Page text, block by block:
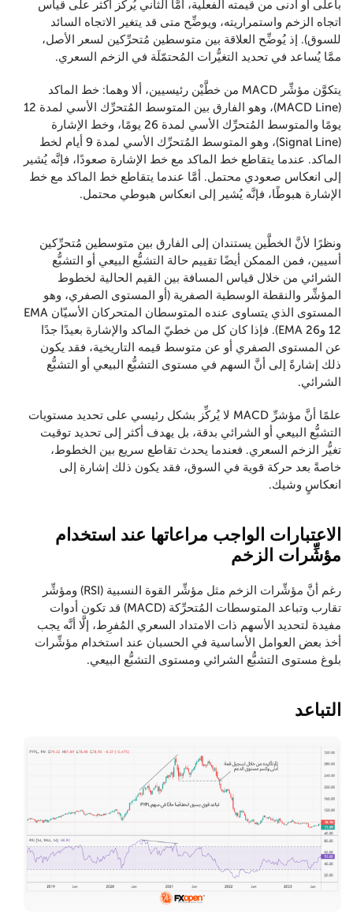
بأعلى أو أدنى من قيمته الفعلية، أمَّا الثاني يُركّز أكثر على قياس
اتجاه الزخم واستمراريته، ويوضِّح متى قد يتغير الاتجاه السائد
للسوق). إذ يُوضِّح العلاقة بين متوسطين مُتحرِّكين لسعر الأصل،
ممَّا يُساعد في تحديد التغيُّرات المُحتمّلَة في الزخم السعري.
يتكوَّن مؤشِّر MACD من خطَّيْن رئيسيين، ألا وهما: خط الماكد
(MACD Line)، وهو الفارق بين المتوسط المُتحرِّك الأسي لمدة 12
يومًا والمتوسط المُتحرِّك الأسي لمدة 26 يومًا، وخط الإشارة
(Signal Line)، وهو المتوسط المُتحرِّك الأسي لمدة 9 أيام لخط
الماكد. عندما يتقاطع خط الماكد مع خط الإشارة صعودًا، فإنَّه يُشير
إلى انعكاس صعودي محتمل. أمَّا عندما يتقاطع خط الماكد مع خط
الإشارة هبوطًا، فإنَّه يُشير إلى انعكاس هبوطي محتمل.
ونظرًا لأنَّ الخطَّين يستندان إلى الفارق بين متوسطين مُتحرِّكين
أسيين، فمن الممكن أيضًا تقييم حالة التشبُّع البيعي أو التشبُّع
الشرائي من خلال قياس المسافة بين القيم الحالية لخطوط
المؤشِّر والنقطة الوسطية الصفرية (أو المستوى الصفري، وهو
المستوى الذي يتساوى عنده المتوسطان المتحركان الأسيّان EMA
12 وEMA 26). فإذا كان كل من خطيّ الماكد والإشارة بعيدًا جدًا
عن المستوى الصفري أو عن متوسط قيمه التاريخية، فقد يكون
ذلك إشارةً إلى أنَّ السهم في مستوى التشبُّع البيعي أو التشبُّع
الشرائي.
علمًا أنَّ مؤشرِّ MACD لا يُركِّز بشكل رئيسي على تحديد مستويات
التشبُّع البيعي أو الشرائي بدقة، بل يهدف أكثر إلى تحديد توقيت
تغيُّر الزخم السعري. فعندما يحدث تقاطع سريع بين الخطوط،
خاصةً بعد حركة قوية في السوق، فقد يكون ذلك إشارة إلى
انعكاسٍ وشيك.
الاعتبارات الواجب مراعاتها عند استخدام
مؤشِّرات الزخم
رغم أنَّ مؤشِّرات الزخم مثل مؤشِّر القوة النسبية (RSI) ومؤشِّر
تقارب وتباعد المتوسطات المُتحرِّكة (MACD) قد تكون أدوات
مفيدة لتحديد الأسهم ذات الامتداد السعري المُفرِط، إلَّا أنَّه يجب
أخذ بعض العوامل الأساسية في الحسبان عند استخدام مؤشِّرات
بلوغ مستوى التشبُّع الشرائي ومستوى التشبُّع البيعي.
التباعد